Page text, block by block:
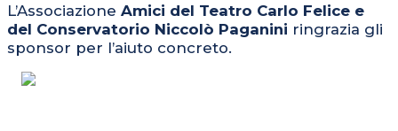
L’Associazione Amici del Teatro Carlo Felice e
del Conservatorio Niccolò Paganini ringrazia gli
sponsor per l’aiuto concreto.